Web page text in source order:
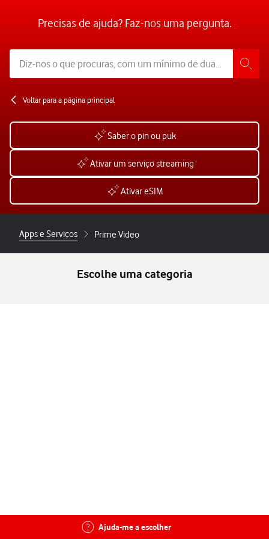
Precisas de ajuda? Faz-nos uma pergunta.
Voltar para a página principal
Saber o pin ou puk
Ativar um serviço streaming
Ativar eSIM
Apps e Serviços Prime Video
Escolhe uma categoria
Ajuda-me a escolher